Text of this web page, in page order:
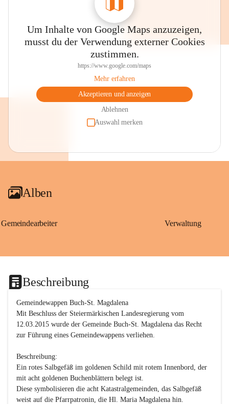
Um Inhalte von Google Maps anzuzeigen,
musst du der Verwendung externer Cookies
zustimmen.
https://www.google.com/maps
Mehr erfahren
Akzeptieren und anzeigen
Ablehnen
Auswahl merken
Alben
Gemeindearbeiter Verwaltung
Beschreibung
Gemeindewappen Buch-St. Magdalena
Mit Beschluss der Steiermärkischen Landesregierung vom
12.03.2015 wurde der Gemeinde Buch-St. Magdalena das Recht
zur Führung eines Gemeindewappens verliehen.
Beschreibung:
Ein rotes Salbgefäß im goldenen Schild mit rotem Innenbord, der
mit acht goldenen Buchenblättern belegt ist.
Diese symbolisieren die acht Katastralgemeinden, das Salbgefäß